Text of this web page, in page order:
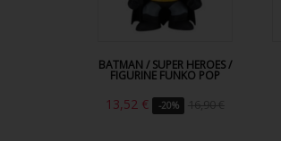
BATMAN / SUPER HEROES /
FIGURINE FUNKO POP
13,52 € -20% 16,90 €